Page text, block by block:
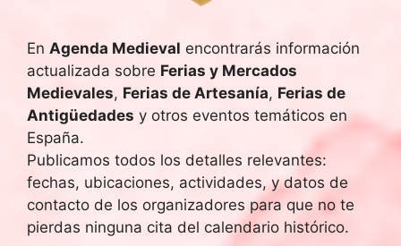
e
v
e
n
t
En Agenda Medieval encontrarás información
actualizada sobre Ferias y Mercados
Medievales, Ferias de Artesanía, Ferias de
Antigüedades y otros eventos temáticos en
España.
Publicamos todos los detalles relevantes:
fechas, ubicaciones, actividades, y datos de
contacto de los organizadores para que no te
pierdas ninguna cita del calendario histórico.